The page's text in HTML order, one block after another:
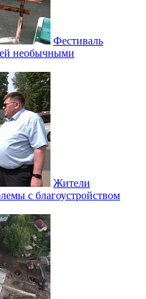
Фестиваль
необычными
Жители
с благоустройством